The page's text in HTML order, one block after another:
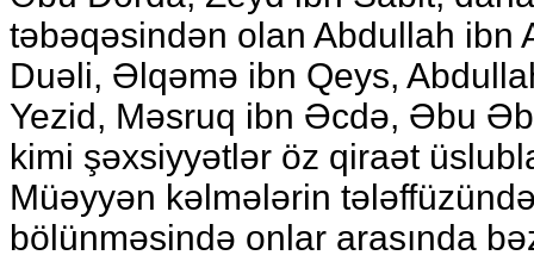
təbəqəsindən olan Abdullah
Duəli, Əlqəmə ibn Qeys,
Yezid, Məsruq ibn Əcdə, Əbu
kimi şəxsiyyətlər öz qiraət
Müəyyən kəlmələrin
bölünməsində onlar arasında